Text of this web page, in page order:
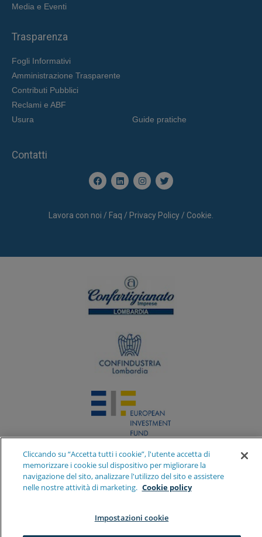
Media e Eventi
Trasparenza
Fogli Informativi
Amministrazione Trasparente
Contributi Pubblici
Reclami e ABF
Usura
Guide pratiche
Contatti
Lavora con noi / Faq / Privacy Policy / Cookie.
Cliccando su “Accetta tutti i cookie”, l'utente accetta di
memorizzare i cookie sul dispositivo per migliorare la
navigazione del sito, analizzare l'utilizzo del sito e assistere
nelle nostre attività di marketing. Cookie policy
Impostazioni cookie